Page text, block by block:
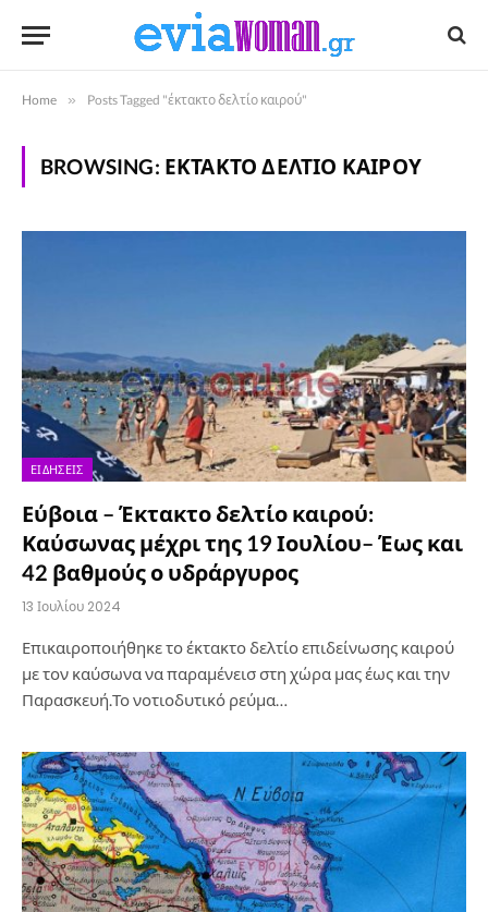
Home » Posts Tagged "έκτακτο δελτίο καιρού"
BROWSING: ΈΚΤΑΚΤΟ ΔΕΛΤΊΟ ΚΑΙΡΟΎ
ΕΙΔΉΣΕΙΣ
Εύβοια – Έκτακτο δελτίο καιρού:
Καύσωνας μέχρι της 19 Ιουλίου– Έως και
42 βαθμούς ο υδράργυρος
13 Ιουλίου 2024
Επικαιροποιήθηκε το έκτακτο δελτίο επιδείνωσης καιρού
με τον καύσωνα να παραμένεισ στη χώρα μας έως και την
Παρασκευή.Το νοτιοδυτικό ρεύμα…